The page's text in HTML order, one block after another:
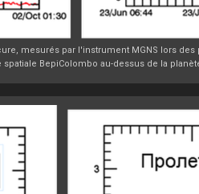
mesurés par l'instrument MGNS lors
spatiale BepiColombo au-dessus de la